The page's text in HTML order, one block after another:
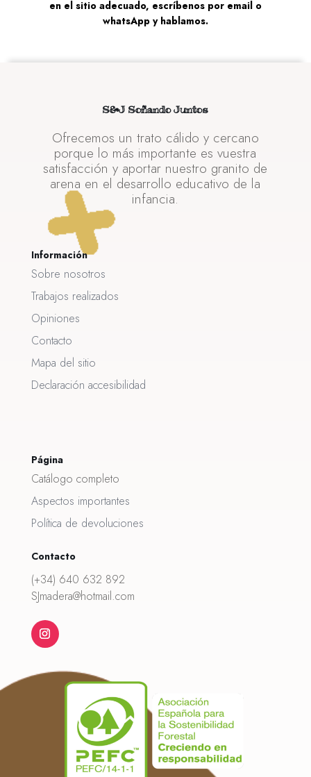
en el sitio adecuado, escríbenos por email o
whatsApp y hablamos.
S&J Soñando Juntos
Ofrecemos un trato cálido y cercano
porque lo más importante es vuestra
satisfacción y aportar nuestro granito de
arena en el desarrollo educativo de la
infancia.
Información
Sobre nosotros
Trabajos realizados
Opiniones
Contacto
Mapa del sitio
Declaración accesibilidad
Página
Catálogo completo
Aspectos importantes
Política de devoluciones
Contacto
(+34) 640 632 892
SJmadera@hotmail.com